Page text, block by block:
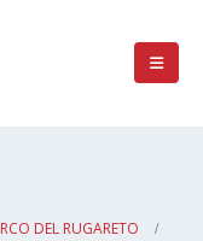
DEL RUGARETO